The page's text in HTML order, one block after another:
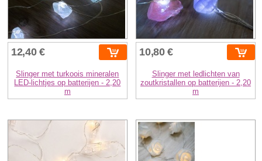
12,40 €
Slinger met turkoois mineralen
LED-lichtjes op batterijen - 2,20
m
10,80 €
Slinger met ledlichten van
zoutkristallen op batterijen - 2,20
m